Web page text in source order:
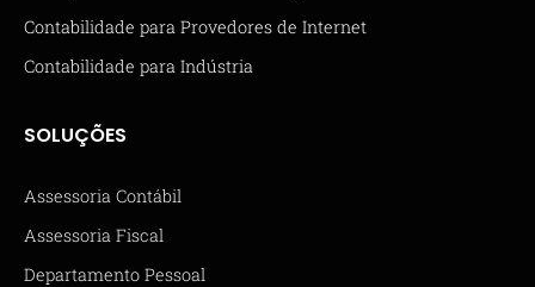
Contabilidade para Provedores de Internet
Contabilidade para Indústria
SOLUÇÕES
Assessoria Contábil
Assessoria Fiscal
Departamento Pessoal